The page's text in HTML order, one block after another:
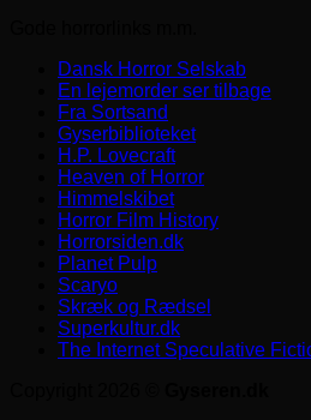
Dansk Horror Selskab
En lejemorder ser tilbage
Fra Sortsand
Gyserbiblioteket
H.P. Lovecraft
Heaven of Horror
Himmelskibet
Horror Film History
Horrorsiden.dk
Planet Pulp
Scaryo
Skræk og Rædsel
Superkultur.dk
The Internet Speculative